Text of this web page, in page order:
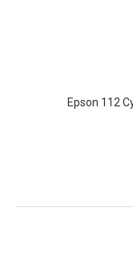
Epson 112